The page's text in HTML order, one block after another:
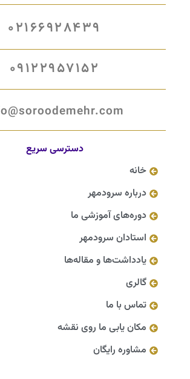
02166928439
09122957152
دسترسی سریع
خانه
درباره سرودمهر
دوره‌های آموزشی ما
استادان سرودمهر
یادداشت‌ها و مقاله‌ها
گالری
تماس با ما
مکان یابی ما روی نقشه
مشاوره رایگان